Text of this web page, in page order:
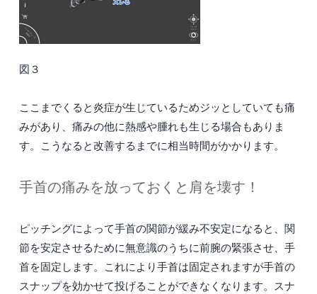
図３
ここまでくると炎症が生じているためジッとしていても痛
みがあり、痛みの他に熱感や腫れも生じる場合もありま
す。こうなると改善するまでに相当時間がかかります。
手首の痛みを放っておくと肩を壊す！
ピッチングによって手首の関節が緩み不安定になると、関
節を安定させるために無意識のうちに前腕の緊張させ、手
首を固定します。これにより手首は固定されますが手首の
スナップを効かせて投げることができなくなります。スナ